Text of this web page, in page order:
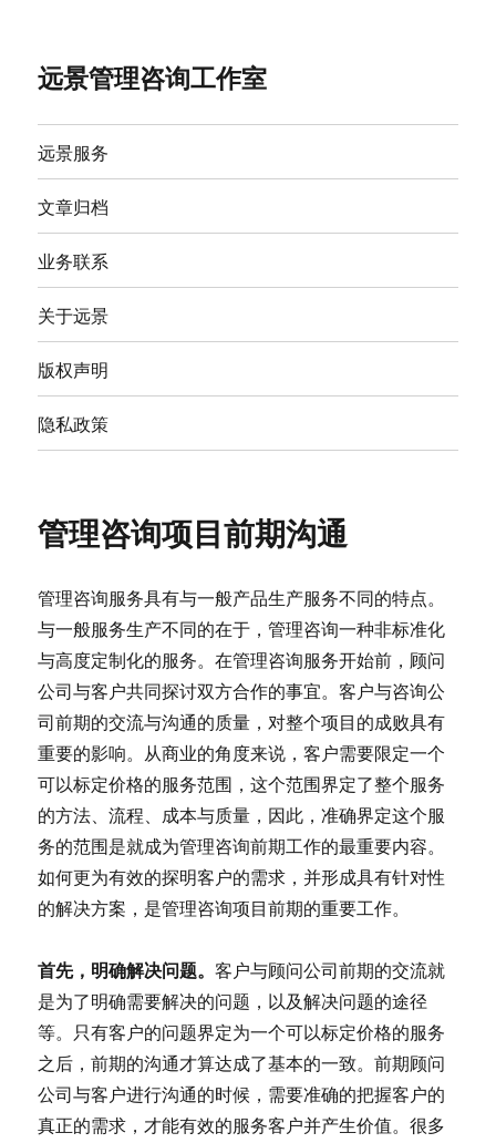
远景管理咨询工作室
远景服务
文章归档
业务联系
关于远景
版权声明
隐私政策
管理咨询项目前期沟通
管理咨询服务具有与一般产品生产服务不同的特点。
与一般服务生产不同的在于，管理咨询一种非标准化
与高度定制化的服务。在管理咨询服务开始前，顾问
公司与客户共同探讨双方合作的事宜。客户与咨询公
司前期的交流与沟通的质量，对整个项目的成败具有
重要的影响。从商业的角度来说，客户需要限定一个
可以标定价格的服务范围，这个范围界定了整个服务
的方法、流程、成本与质量，因此，准确界定这个服
务的范围是就成为管理咨询前期工作的最重要内容。
如何更为有效的探明客户的需求，并形成具有针对性
的解决方案，是管理咨询项目前期的重要工作。
首先，明确解决问题。客户与顾问公司前期的交流就
是为了明确需要解决的问题，以及解决问题的途径
等。只有客户的问题界定为一个可以标定价格的服务
之后，前期的沟通才算达成了基本的一致。前期顾问
公司与客户进行沟通的时候，需要准确的把握客户的
真正的需求，才能有效的服务客户并产生价值。很多